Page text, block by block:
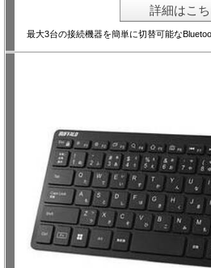
詳細はこ
最大3台の接続機器を簡単に切替可能な